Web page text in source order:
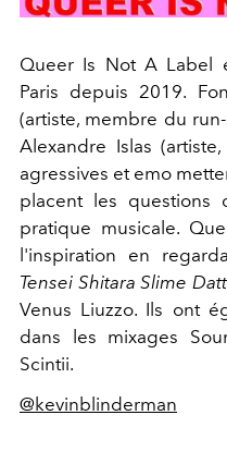
Queer Is Not A Label
Paris depuis 2019.
(artiste, membre du
Alexandre Islas
agressives et emo
placent les
pratique musicale.
l'inspiration en
Tensei Shitara Slime
Venus Liuzzo. Ils ont
dans les mixages
Scintii.
@kevinblinderman